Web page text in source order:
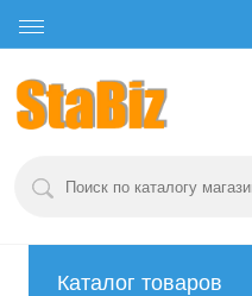
Каталог товаров